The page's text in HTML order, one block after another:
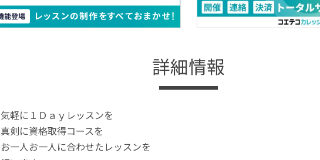
詳細情報
気軽に１Ｄａｙレッスンを
真剣に資格取得コースを
お一人お一人に合わせたレッスンを